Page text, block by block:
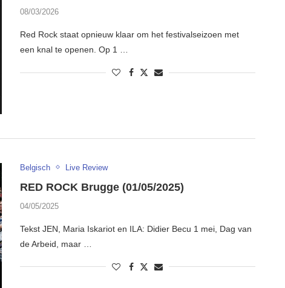
08/03/2026
Red Rock staat opnieuw klaar om het festivalseizoen met
een knal te openen. Op 1 …
Belgisch Live Review
RED ROCK Brugge (01/05/2025)
04/05/2025
Tekst JEN, Maria Iskariot en ILA: Didier Becu 1 mei, Dag van
de Arbeid, maar …